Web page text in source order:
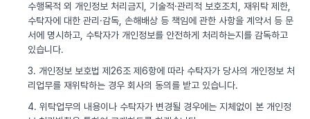
수행목적 외 개인정보 처리금지, 기술적·관리적 보호조치, 재위탁 제한,
수탁자에 대한 관리·감독, 손해배상 등 책임에 관한 사항을 계약서 등 문
서에 명시하고, 수탁자가 개인정보를 안전하게 처리하는지를 감독하고
있습니다.
3. 개인정보 보호법 제26조 제6항에 따라 수탁자가 당사의 개인정보 처
리업무를 재위탁하는 경우 회사의 동의를 받고 있습니다.
4. 위탁업무의 내용이나 수탁자가 변경될 경우에는 지체없이 본 개인정